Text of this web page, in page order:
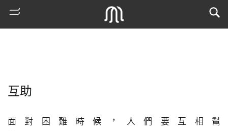
互助
面對困難時候，人們要互相幫